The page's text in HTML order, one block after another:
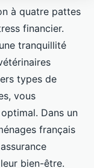
à quatre pattes
financier.
tranquillité
types de
vous
Dans un
français
bien-être.